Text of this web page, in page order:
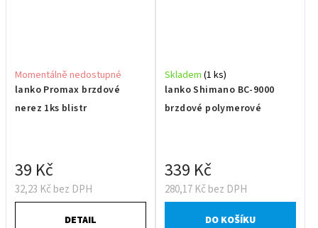
lanko Promax brzdové
nerez 1ks blistr
Momentálně nedostupné
32,23 Kč bez DPH
39 Kč
DETAIL
lanko Shimano BC-9000
brzdové polymerové
Skladem (1 ks)
280,17 Kč bez DPH
339 Kč
DO KOŠÍKU